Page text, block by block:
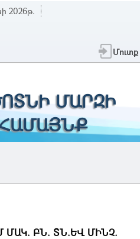
2026թ.
Մուտք
ՄԱՐԶԻ
ՄԱԿ. ԲՆ. ՏՆ.ԵՎ ՄԻՆՉ.